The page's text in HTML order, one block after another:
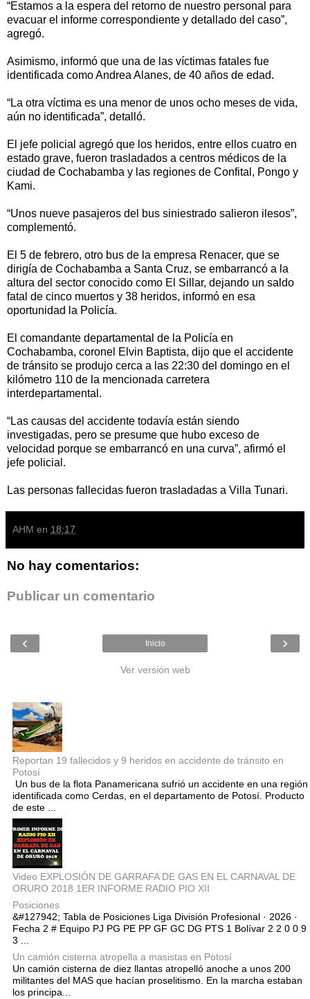
“Estamos a la espera del retorno de nuestro personal para
evacuar el informe correspondiente y detallado del caso”,
agregó.
Asimismo, informó que una de las víctimas fatales fue
identificada como Andrea Alanes, de 40 años de edad.
“La otra víctima es una menor de unos ocho meses de vida,
aún no identificada”, detalló.
El jefe policial agregó que los heridos, entre ellos cuatro en
estado grave, fueron trasladados a centros médicos de la
ciudad de Cochabamba y las regiones de Confital, Pongo y
Kami.
“Unos nueve pasajeros del bus siniestrado salieron ilesos”,
complementó.
El 5 de febrero, otro bus de la empresa Renacer, que se
dirigía de Cochabamba a Santa Cruz, se embarrancó a la
altura del sector conocido como El Sillar, dejando un saldo
fatal de cinco muertos y 38 heridos, informó en esa
oportunidad la Policía.
El comandante departamental de la Policía en
Cochabamba, coronel Elvin Baptista, dijo que el accidente
de tránsito se produjo cerca a las 22:30 del domingo en el
kilómetro 110 de la mencionada carretera
interdepartamental.
“Las causas del accidente todavía están siendo
investigadas, pero se presume que hubo exceso de
velocidad porque se embarrancó en una curva”, afirmó el
jefe policial.
Las personas fallecidas fueron trasladadas a Villa Tunari.
AHM en 18:17
No hay comentarios:
Publicar un comentario
‹ ›
Inicio
Ver versión web
Reportan 19 fallecidos y 9 heridos en accidente de tránsito en
Potosí
Un bus de la flota Panamericana sufrió un accidente en una región
identificada como Cerdas, en el departamento de Potosí. Producto
de este ...
Video EXPLOSIÓN DE GARRAFA DE GAS EN EL CARNAVAL DE
ORURO 2018 1ER INFORME RADIO PIO XII
Posiciones
&#127942; Tabla de Posiciones Liga División Profesional · 2026 ·
Fecha 2 # Equipo PJ PG PE PP GF GC DG PTS 1 Bolívar 2 2 0 0 9
3 ...
Un camión cisterna atropella a masistas en Potosí
Un camión cisterna de diez llantas atropelló anoche a unos 200
militantes del MAS que hacían proselitismo. En la marcha estaban
los principa...